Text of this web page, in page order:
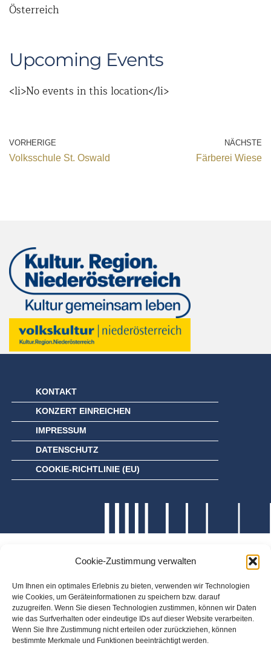
Cookie-Zustimmung verwalten
Um Ihnen ein optimales Erlebnis zu bieten, verwenden wir Technologien
wie Cookies, um Geräteinformationen zu speichern bzw. darauf
zuzugreifen. Wenn Sie diesen Technologien zustimmen, können wir Daten
wie das Surfverhalten oder eindeutige IDs auf dieser Website verarbeiten.
Wenn Sie Ihre Zustimmung nicht erteilen oder zurückziehen, können
bestimmte Merkmale und Funktionen beeinträchtigt werden.
Österreich
Upcoming Events
<li>No events in this location</li>
VORHERIGE
Volksschule St. Oswald
NÄCHSTE
Färberei Wiese
KONTAKT
KONZERT EINREICHEN
IMPRESSUM
DATENSCHUTZ
COOKIE-RICHTLINIE (EU)